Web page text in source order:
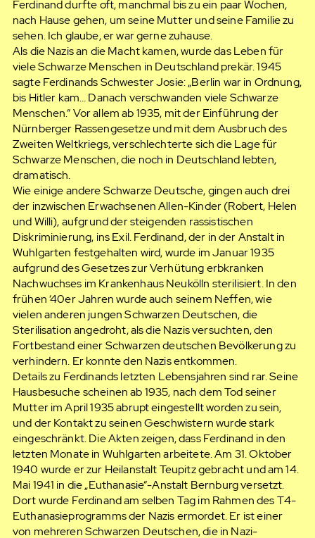
Ferdinand durfte oft, manchmal bis zu ein paar Wochen,
nach Hause gehen, um seine Mutter und seine Familie zu
sehen. Ich glaube, er war gerne zuhause.
Als die Nazis an die Macht kamen, wurde das Leben für
viele Schwarze Menschen in Deutschland prekär. 1945
sagte Ferdinands Schwester Josie: „Berlin war in Ordnung,
bis Hitler kam… Danach verschwanden viele Schwarze
Menschen.“ Vor allem ab 1935, mit der Einführung der
Nürnberger Rassengesetze und mit dem Ausbruch des
Zweiten Weltkriegs, verschlechterte sich die Lage für
Schwarze Menschen, die noch in Deutschland lebten,
dramatisch.
Wie einige andere Schwarze Deutsche, gingen auch drei
der inzwischen Erwachsenen Allen-Kinder (Robert, Helen
und Willi), aufgrund der steigenden rassistischen
Diskriminierung, ins Exil. Ferdinand, der in der Anstalt in
Wuhlgarten festgehalten wird, wurde im Januar 1935
aufgrund des Gesetzes zur Verhütung erbkranken
Nachwuchses im Krankenhaus Neukölln sterilisiert. In den
frühen ‘40er Jahren wurde auch seinem Neffen, wie
vielen anderen jungen Schwarzen Deutschen, die
Sterilisation angedroht, als die Nazis versuchten, den
Fortbestand einer Schwarzen deutschen Bevölkerung zu
verhindern. Er konnte den Nazis entkommen.
Details zu Ferdinands letzten Lebensjahren sind rar. Seine
Hausbesuche scheinen ab 1935, nach dem Tod seiner
Mutter im April 1935 abrupt eingestellt worden zu sein,
und der Kontakt zu seinen Geschwistern wurde stark
eingeschränkt. Die Akten zeigen, dass Ferdinand in den
letzten Monate in Wuhlgarten arbeitete. Am 31. Oktober
1940 wurde er zur Heilanstalt Teupitz gebracht und am 14.
Mai 1941 in die „Euthanasie“-Anstalt Bernburg versetzt.
Dort wurde Ferdinand am selben Tag im Rahmen des T4-
Euthanasieprogramms der Nazis ermordet. Er ist einer
von mehreren Schwarzen Deutschen, die in Nazi-